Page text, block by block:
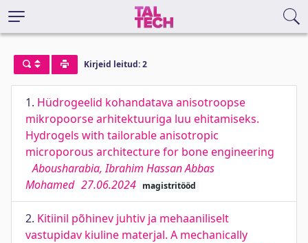
Kirjeid leitud: 2
1. Hüdrogeelid kohandatava anisotroopse
mikropoorse arhitektuuriga luu ehitamiseks.
Hydrogels with tailorable anisotropic
microporous architecture for bone engineering
Abousharabia, Ibrahim Hassan Abbas
Mohamed 27.06.2024 magistritööd
2. Kitiinil põhinev juhtiv ja mehaaniliselt
vastupidav kiuline materjal. A mechanically